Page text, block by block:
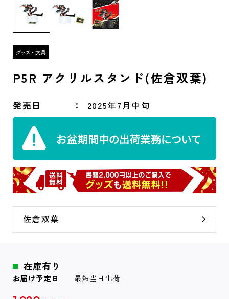
P5R アクリルスタンド(佐倉双葉)
発売日 2025年7月中旬
佐倉双葉
在庫有り
お届け予定日 最短当日出荷